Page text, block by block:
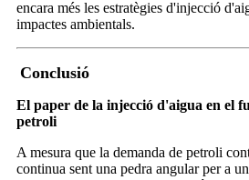
encara més les estratègies d'injecció
impactes ambientals.
Conclusió
El paper de la injecció d'aigua en el
petroli
A mesura que la demanda de petroli
continua sent una pedra angular per a